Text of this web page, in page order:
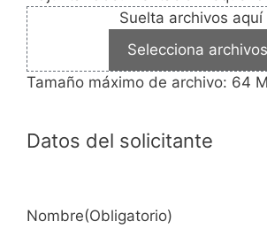
Suelta archivos aquí
Selecciona archivos
Tamaño máximo de archivo: 64
Datos del solicitante
Nombre(Obligatorio)